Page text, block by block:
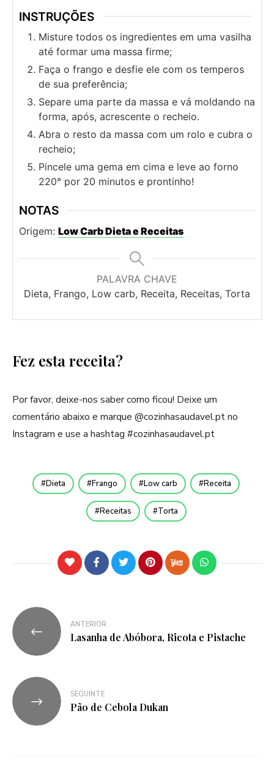
INSTRUÇÕES
Misture todos os ingredientes em uma vasilha
até formar uma massa firme;
Faça o frango e desfie ele com os temperos
de sua preferência;
Separe uma parte da massa e vá moldando na
forma, após, acrescente o recheio.
Abra o resto da massa com um rolo e cubra o
recheio;
Pincele uma gema em cima e leve ao forno
220° por 20 minutos e prontinho!
NOTAS
Origem: Low Carb Dieta e Receitas
PALAVRA CHAVE
Dieta, Frango, Low carb, Receita, Receitas, Torta
Fez esta receita?
Por favor, deixe-nos saber como ficou! Deixe um
comentário abaixo e marque @cozinhasaudavel.pt no
Instagram e use a hashtag #cozinhasaudavel.pt
Dieta Frango Low carb Receita
Receitas Torta
ANTERIOR
Lasanha de Abóbora, Ricota e Pistache
SEGUINTE
Pão de Cebola Dukan